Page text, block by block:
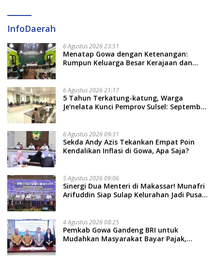
InfoDaerah
6 Agustus 2026 23:51
Menatap Gowa dengan Ketenangan:
Rumpun Keluarga Besar Kerajaan dan
Soal Adat dan Adab
6 Agustus 2026 21:17
5 Tahun Terkatung-katung, Warga
Je’nelata Kunci Pemprov Sulsel: September
6 Agustus 2026 09:31
Sekda Andy Azis Tekankan Empat Poin
Kendalikan Inflasi di Gowa, Apa Saja?
5 Agustus 2026 09:06
Sinergi Dua Menteri di Makassar! Munafri
Arifuddin Siap Sulap Kelurahan Jadi Pusat
4 Agustus 2026 08:25
Pemkab Gowa Gandeng BRI untuk
Mudahkan Masyarakat Bayar Pajak,